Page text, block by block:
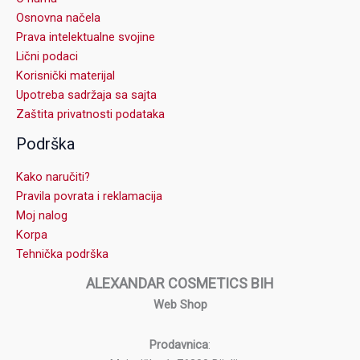
Osnovna načela
Prava intelektualne svojine
Lični podaci
Korisnički materijal
Upotreba sadržaja sa sajta
Zaštita privatnosti podataka
Podrška
Kako naručiti?
Pravila povrata i reklamacija
Moj nalog
Korpa
Tehnička podrška
ALEXANDAR COSMETICS BIH
Web Shop
Prodavnica: